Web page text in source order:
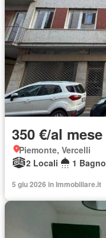
350 €/al mese
Piemonte, Vercelli
2 Locali
1 Bagno
5 giu 2026 in Immobiliare.it